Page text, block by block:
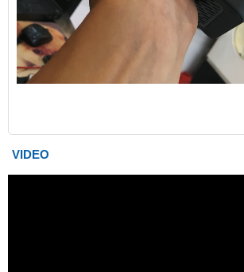
VIDEO